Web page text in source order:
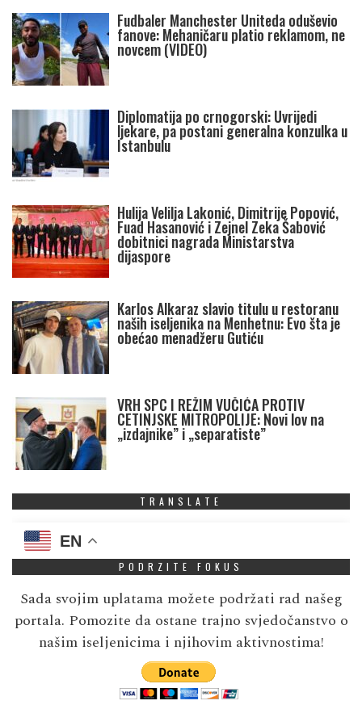
Fudbaler Manchester Uniteda oduševio
fanove: Mehaničaru platio reklamom, ne
novcem (VIDEO)
Diplomatija po crnogorski: Uvrijedi
ljekare, pa postani generalna konzulka u
Istanbulu
Hulija Velilja Lakonić, Dimitrije Popović,
Fuad Hasanović i Zejnel Zeka Šabović
dobitnici nagrada Ministarstva
dijaspore
Karlos Alkaraz slavio titulu u restoranu
naših iseljenika na Menhetnu: Evo šta je
obećao menadžeru Gutiću
VRH SPC I REŽIM VUČIĆA PROTIV
CETINJSKE MITROPOLIJE: Novi lov na
„izdajnike” i „separatiste”
TRANSLATE
EN
PODRZITE FOKUS
Sada svojim uplatama možete podržati rad našeg
portala. Pomozite da ostane trajno svjedočanstvo o
našim iseljenicima i njihovim aktivnostima!